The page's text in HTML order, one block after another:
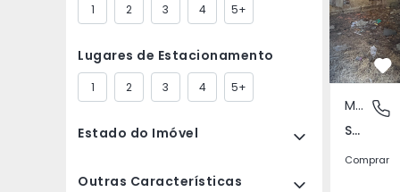
1 2 3 4 5+
Lugares de Estacionamento
1 2 3 4 5+
Estado do Imóvel
Outras Características
São
Moradia Rústica
São Tomé do Castelo e Justes, Vila Real
Comprar